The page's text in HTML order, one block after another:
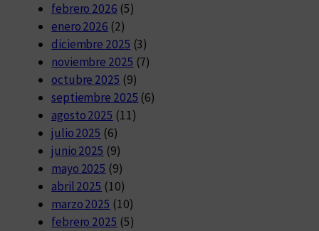
febrero 2026 (5)
enero 2026 (2)
diciembre 2025 (3)
noviembre 2025 (7)
octubre 2025 (9)
septiembre 2025 (6)
agosto 2025 (11)
julio 2025 (6)
junio 2025 (9)
mayo 2025 (9)
abril 2025 (10)
marzo 2025 (10)
febrero 2025 (5)